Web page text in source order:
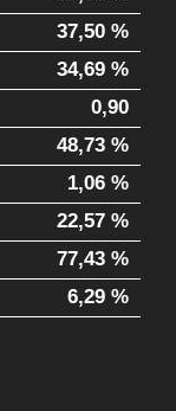
37,50 %
34,69 %
0,90
48,73 %
1,06 %
22,57 %
77,43 %
6,29 %